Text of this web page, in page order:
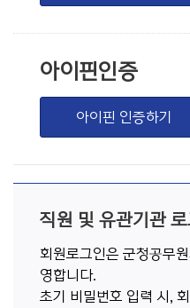
아이핀인증
아이핀 인증하기
직원 및 유관기관 로
회원로그인은 군청공무
영합니다.
초기 비밀번호 입력 시,